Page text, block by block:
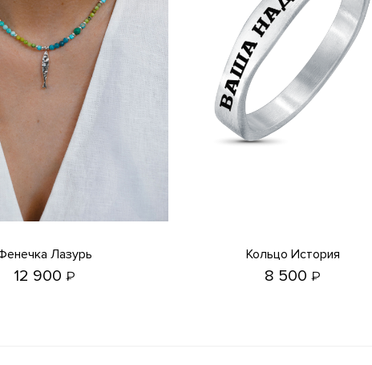
Фенечка Лазурь
12 900 ₽
Кольцо История
8 500 ₽